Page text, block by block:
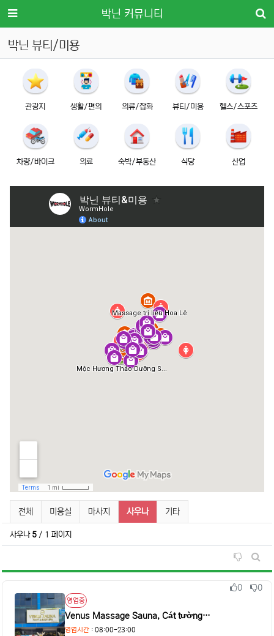
메뉴 박닌 커뮤니티
박닌 뷰티/미용
관광지 생활/편의 의류/잡화 뷰티/미용 헬스/스포츠
차량/바이크 의료 숙박/부동산 식당 산업
박닌 뷰티/미용 분류 목록
전체 미용실 마사지 현재 분류
사우나 기타
사우나 5 / 1 페이지
비추천순
게시
상태 영업중
Venus Massage Sauna, Cát tường…
영업시간 : 08:00-23:00
추천
0
비추천
0